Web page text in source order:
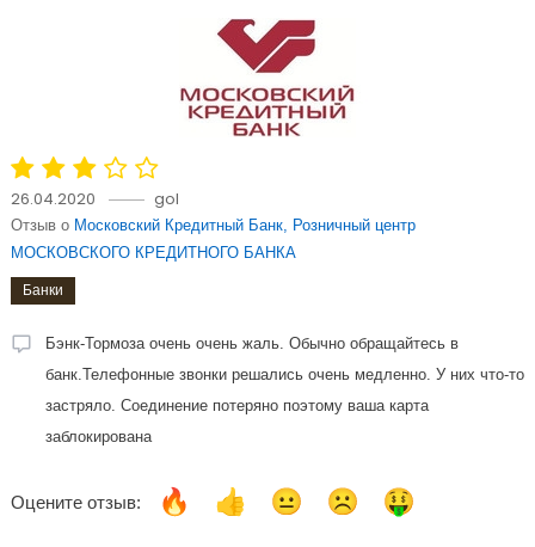
26.04.2020 gol
Отзыв о Московский Кредитный Банк, Розничный центр
МОСКОВСКОГО КРЕДИТНОГО БАНКА
Банки
Бэнк-Тормоза очень очень жаль. Обычно обращайтесь в
банк.Телефонные звонки решались очень медленно. У них что-то
застряло. Соединение потеряно поэтому ваша карта
заблокирована
Оцените отзыв: